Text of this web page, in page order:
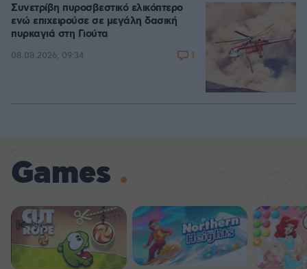
Συνετρίβη πυροσβεστικό ελικόπτερο
ενώ επιχειρούσε σε μεγάλη δασική
πυρκαγιά στη Γιούτα
08.08.2026, 09:34 1
Games